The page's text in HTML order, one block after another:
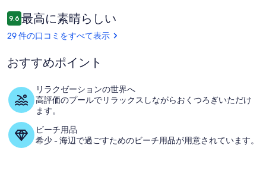
ス
フ
ラ
イ
フ
ィ
ッ
シ
プール
口
コ
ミ
9.610段階中9.6
最高に素晴らしい
29 件の口コミをすべて表示
おすすめポイント
リラクゼーションの世界へ
高評価のプールでリラックスしながらおくつろぎいただけ
ます。
ビーチ用品
希少 - 海辺で過ごすためのビーチ用品が用意されています。